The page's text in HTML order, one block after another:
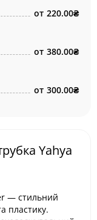
от 220.00₴
от 380.00₴
от 300.00₴
Yahya
— стильний
пластику.